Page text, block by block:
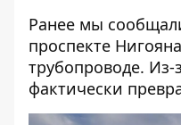
Ранее мы
проспекте
трубопроводе. Из-
фактически